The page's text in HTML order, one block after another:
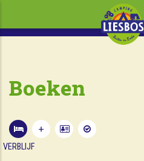
gaan
Boeken
VERBLIJF